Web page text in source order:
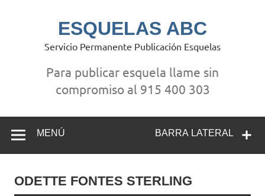
ESQUELAS ABC
Servicio Permanente Publicación Esquelas
Para publicar esquela llame sin
compromiso al 915 400 303
BARRA LATERAL
MENÚ
ODETTE FONTES STERLING